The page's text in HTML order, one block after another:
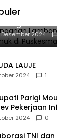
Pasien
Desember 2024
LAUJE
2024 1
Parigi
Pekerjaan
2024 0
TNI dan